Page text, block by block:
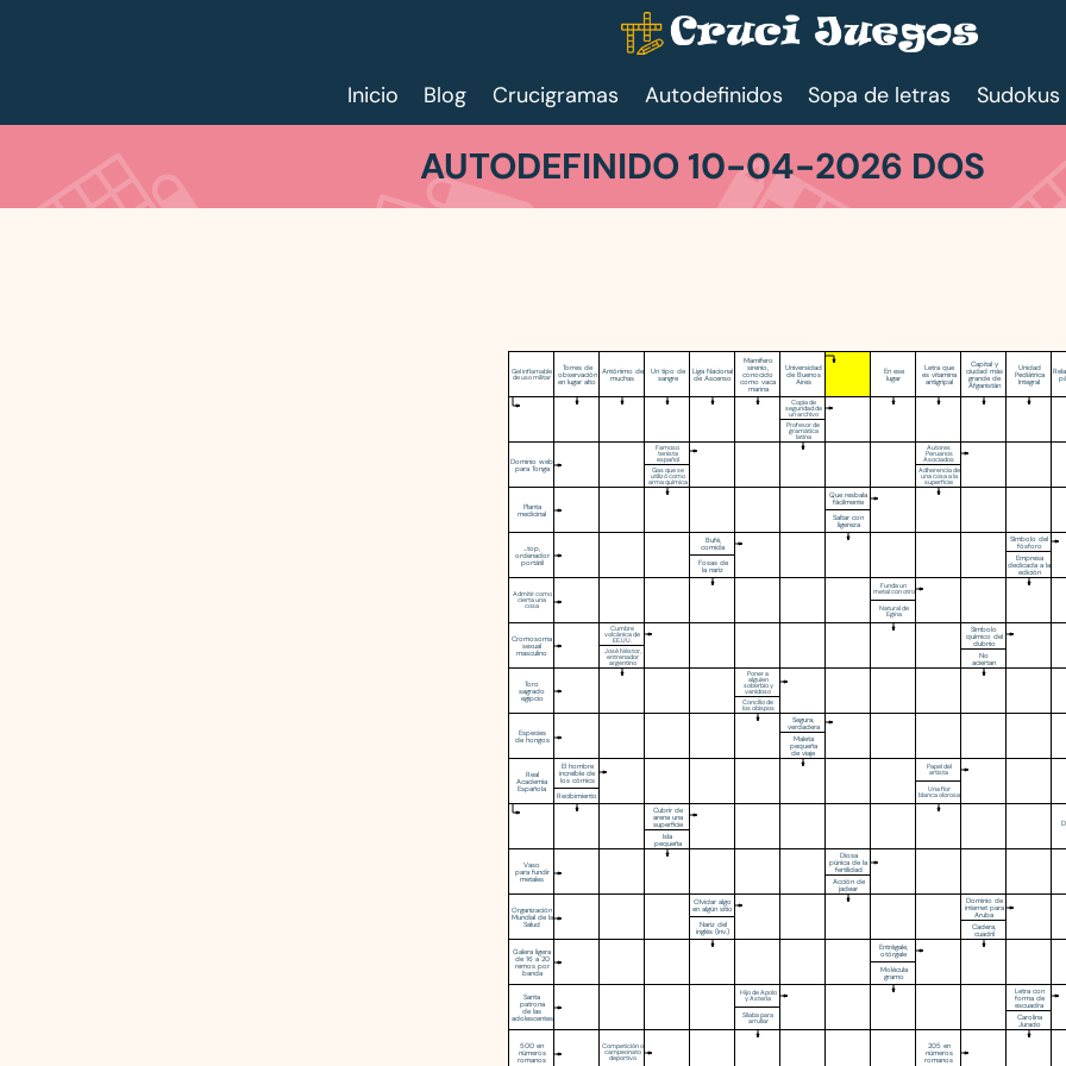
Inicio Blog Crucigramas Autodefinidos Sopa de letras Sudokus
AUTODEFINIDO 10-04-2026 DOS
Gel inflamable
de uso militar
Torres de
observación
en lugar alto
Antónimo de
muchas
Un tipo de
sangre
Liga Nacional
de Ascenso
Mamífero
sirenio,
conocido
como vaca
marina
Universidad
de Buenos
Aires
En ese
lugar
Letra que
es vitamina
antigripal
Capital y
ciudad más
grande de
Afganistán
Unidad
Pediátrica
Integral
Copia de
seguridad de
un archivo
Profesor de
gramática
latina
Dominio web
para Tonga
Famoso
tenista
español
Gas que se
utilizó como
arma química
Autores
Peruanos
Asociados
Adherencia de
una cosa a la
superficie
Planta
medicinal
Que resbala
fácilmente
Saltar con
ligereza
...top,
ordenador
portátil
Bufé,
comida
Fosas de
la nariz
Símbolo del
fósforo
Empresa
dedicada a la
edición
Admitir como
cierta una
cosa
Funda un
metal con otro
Natural de
Egina
Cromosoma
sexual
masculino
Cumbre
volcánica de
EE.UU.
José Néstor,
entrenador
argentino
Símbolo
químico del
dubnio
No
aciertan
Toro
sagrado
egipcio
Poner a
alguien
soberbio y
vanidoso
Concilio de
los obispos
Especies
de hongos
Segura,
verdadera
Maleta
pequeña
de viaje
Real
Academia
Española
El hombre
increíble de
los cómics
Recibimiento
Papel del
artista
Una flor
blanca olorosa
Cubrir de
arena una
superficie
Isla
pequeña
Vaso
para fundir
metales
Diosa
púnica de la
fertilidad
Acción de
jadear
Organización
Mundial de la
Salud
Olvidar algo
en algún sitio
Nariz del
inglés (Inv.)
Dominio de
internet para
Aruba
Cadera,
cuadril
Galera ligera
de 16 a 20
remos por
banda
Entrégale,
otórgale
Molécula
gramo
Santa
patrona
de las
adolescentes
Hijo de Apolo
y Asteria
Sílaba para
arrullar
Letra con
forma de
escuadra
Carolina
Jurado
500 en
números
romanos
Competición o
campeonato
deportivo
205 en
números
romanos